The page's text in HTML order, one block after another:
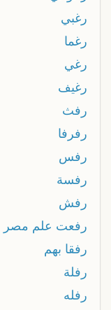
رغبي
رغما
رغي
رغيف
رفث
رفرفا
رفس
رفسة
رفش
رفعت علم مصر
رفقا بهم
رفلة
رفله